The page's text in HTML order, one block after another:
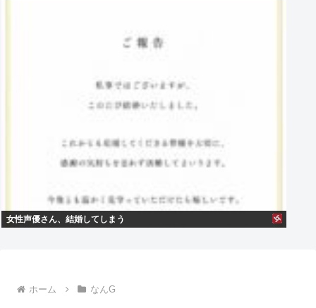
女性声優さん、結婚してしまう
ホーム なんG